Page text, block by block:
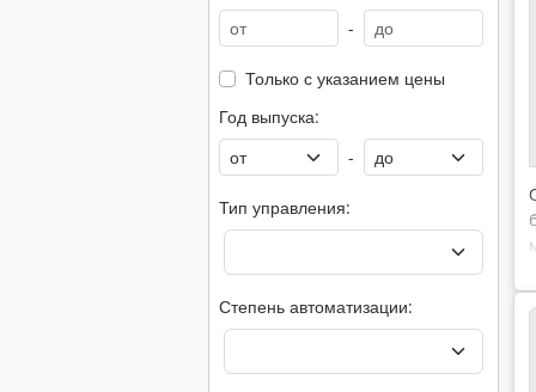
-
Только с указанием цены
Год выпуска:
-
Тип управления:
Степень автоматизации: